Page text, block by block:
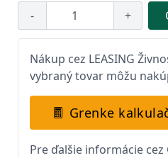
- +
Nákup cez LEASING
vybraný tovar môžu
Grenke
Pre ďalšie informácie cez